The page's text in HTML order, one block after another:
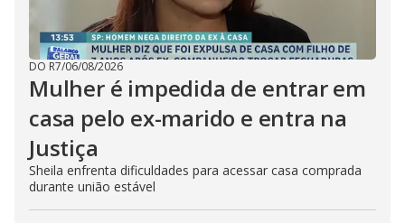
DO R7/06/08/2026
Mulher é impedida de entrar em
casa pelo ex-marido e entra na
Justiça
Sheila enfrenta dificuldades para acessar casa comprada
durante união estável